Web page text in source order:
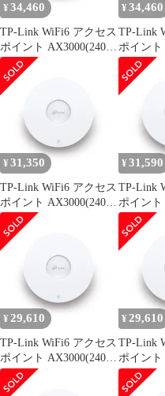
¥ 34,460
TP-Link WiFi6 アクセス
ポイント AX3000(2402
+ 574Mbps) 規格 11ax
法人向け シーリング
Omadaメッシュ PoE+
対応 超スリム設計
EAP653
¥ 34,460
TP-Link
ポイント
+
法人向け
Omadaメ
対応 超
EAP653
¥ 31,350
TP-Link WiFi6 アクセス
ポイント AX3000(2402
+ 574Mbps) 規格 11ax
法人向け シーリング
Omadaメッシュ PoE+
対応 超スリム設計
EAP653
¥ 31,590
TP-Link
ポイント
+
法人向け
Omadaメ
対応 超
EAP653
¥ 29,610
TP-Link WiFi6 アクセス
ポイント AX3000(2402
+ 574Mbps) 規格 11ax
法人向け シーリング
¥ 29,610
TP-Link
ポイント
+
法人向け